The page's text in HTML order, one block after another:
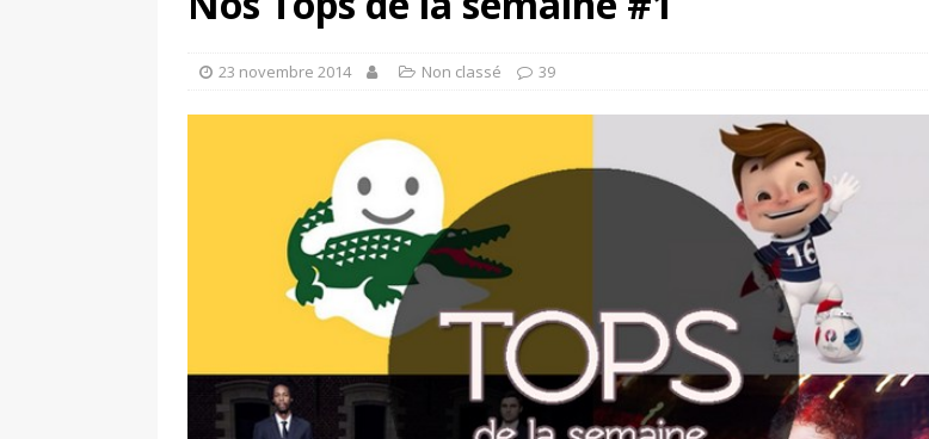
[ 4 août 2026 ]
Saint-Paul-lès-Dax au profit des sapeurs-pompiers face aux incendies dans les Landes
[ 7 août 2026 ]
Pourquoi le Red Star FC réinvente son maillot avec un nouvel artiste chaque saison
ACTIVATION
23 novembre 2014 Non classé 39